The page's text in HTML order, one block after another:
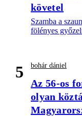
követel
Szamba a
fölényes
5 bohár dániel
Az 56-os
olyan